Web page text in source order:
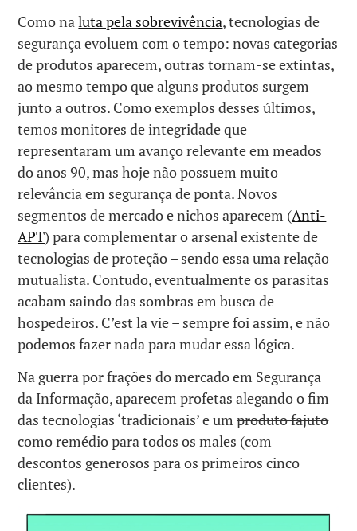
Como naluta pela sobrevivência, tecnologias de
segurança evoluem com o tempo: novas categorias
de produtos aparecem, outras tornam-se extintas,
ao mesmo tempo que alguns produtos surgem
junto a outros. Como exemplos desses últimos,
temos monitores de integridade que
representaram um avanço relevante em meados
do anos 90, mas hoje não possuem muito
relevância em segurança de ponta. Novos
segmentos de mercado e nichos aparecem (Anti-
APT) para complementar o arsenal existente de
tecnologias de proteção – sendo essa uma relação
mutualista. Contudo, eventualmente os parasitas
acabam saindo das sombras em busca de
hospedeiros. C’est la vie – sempre foi assim, e não
podemos fazer nada para mudar essa lógica.
Na guerra por frações do mercado em Segurança
da Informação, aparecem profetas alegando o fim
das tecnologias ‘tradicionais’ e umproduto fajuto
como remédio para todos os males (com
descontos generosos para os primeiros cinco
clientes).